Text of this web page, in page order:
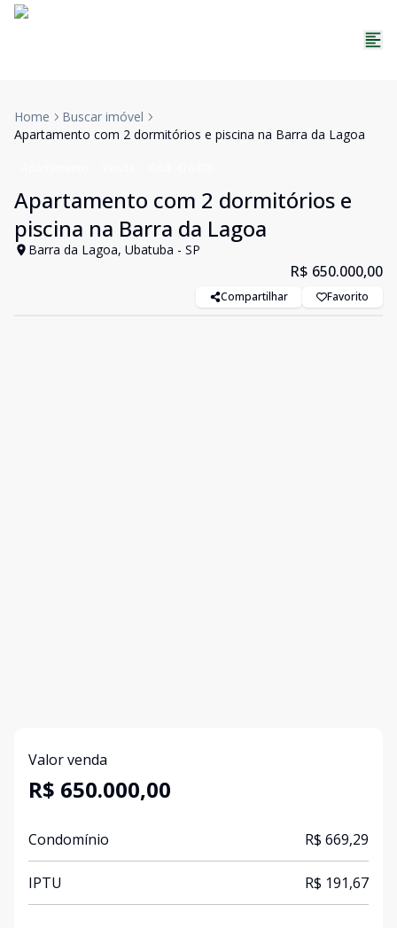
Home
Buscar imóvel
Apartamento com 2 dormitórios e piscina na Barra da Lagoa
Apartamento com 2 dormitórios e
piscina na Barra da Lagoa
Barra da Lagoa, Ubatuba - SP
R$ 650.000,00
Compartilhar Favorito
Valor venda
R$ 650.000,00
Condomínio R$ 669,29
IPTU R$ 191,67